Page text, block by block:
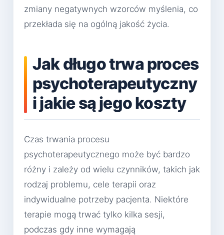
zmiany negatywnych wzorców myślenia, co
przekłada się na ogólną jakość życia.
Jak długo trwa proces
psychoterapeutyczny
i jakie są jego koszty
Czas trwania procesu
psychoterapeutycznego może być bardzo
różny i zależy od wielu czynników, takich jak
rodzaj problemu, cele terapii oraz
indywidualne potrzeby pacjenta. Niektóre
terapie mogą trwać tylko kilka sesji,
podczas gdy inne wymagają